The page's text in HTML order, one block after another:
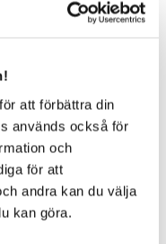
att förbättra din
används också för
och
för att
andra kan du välja
kan göra.
2024